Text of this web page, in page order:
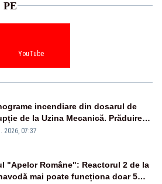
YouTube
incendiare din dosarul de
de la Uzina Mecanică. Prăduirea
din programul SAFE, interceptată
2026, 07:37
"Apelor Române": Reactorul 2 de la
mai poate funcționa doar 5